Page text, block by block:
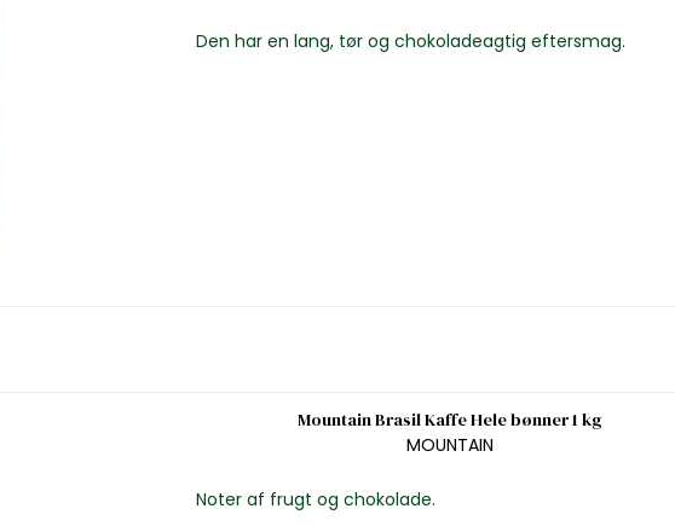
Den har en lang, tør og chokoladeagtig eftersmag.
Mountain Brasil Kaffe Hele bønner 1 kg
MOUNTAIN
Noter af frugt og chokolade.